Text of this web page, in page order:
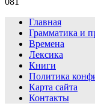
Главная
Грамматика и
Времена
Лексика
Книги
Политика
Карта сайта
Контакты